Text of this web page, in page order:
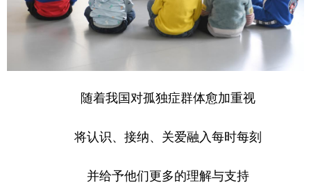
随着我国对孤独症群体愈加重视
将认识、接纳、关爱融入每时每刻
并给予他们更多的理解与支持